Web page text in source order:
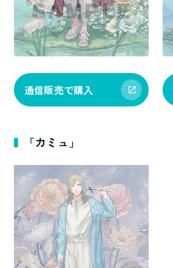
通信販売で購入
「カミュ」